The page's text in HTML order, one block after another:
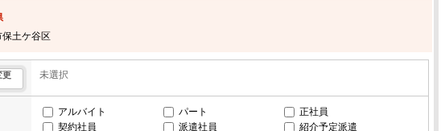
保土ケ谷区
更 未選択
アルバイト パート
正社員
契約社員
派遣社員
紹介予定派遣